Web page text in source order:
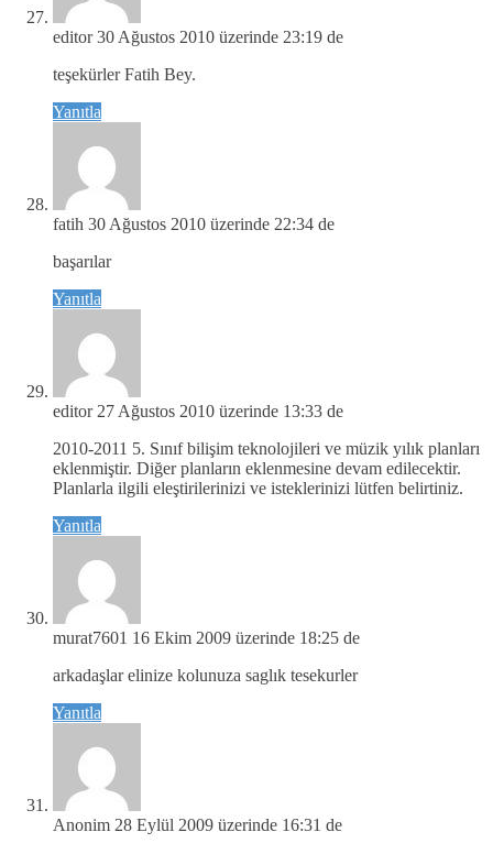
editor 30 Ağustos 2010 üzerinde 23:19 de
teşekürler Fatih Bey.
Yanıtla
fatih 30 Ağustos 2010 üzerinde 22:34 de
başarılar
Yanıtla
editor 27 Ağustos 2010 üzerinde 13:33 de
2010-2011 5. Sınıf bilişim teknolojileri ve müzik yılık planları
eklenmiştir. Diğer planların eklenmesine devam edilecektir.
Planlarla ilgili eleştirilerinizi ve isteklerinizi lütfen belirtiniz.
Yanıtla
murat7601 16 Ekim 2009 üzerinde 18:25 de
arkadaşlar elinize kolunuza saglık tesekurler
Yanıtla
Anonim 28 Eylül 2009 üzerinde 16:31 de